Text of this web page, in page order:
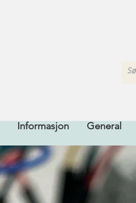
Informasjon General